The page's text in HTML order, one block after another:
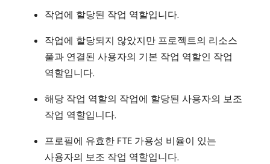
작업에 할당된 작업 역할입니다.
작업에 할당되지 않았지만 프로젝트의 리소스
풀과 연결된 사용자의 기본 작업 역할인 작업
역할입니다.
해당 작업 역할의 작업에 할당된 사용자의 보조
작업 역할입니다.
프로필에 유효한 FTE 가용성 비율이 있는
사용자의 보조 작업 역할입니다.